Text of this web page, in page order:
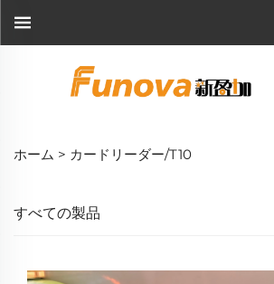
ホーム > カードリーダー/T10
すべての製品